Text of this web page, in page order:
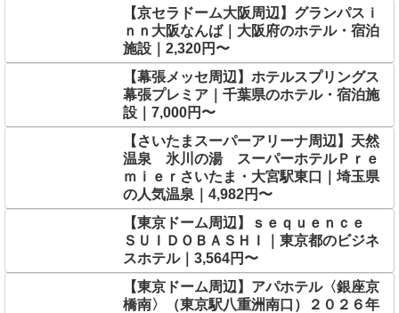
【京セラドーム大阪周辺】グランパスｉ
ｎｎ大阪なんば｜大阪府のホテル・宿泊
施設｜2,320円〜
【幕張メッセ周辺】ホテルスプリングス
幕張プレミア｜千葉県のホテル・宿泊施
設｜7,000円〜
【さいたまスーパーアリーナ周辺】天然
温泉 氷川の湯 スーパーホテルＰｒｅ
ｍｉｅｒさいたま・大宮駅東口｜埼玉県
の人気温泉｜4,982円〜
【東京ドーム周辺】ｓｅｑｕｅｎｃｅ
ＳＵＩＤＯＢＡＳＨＩ｜東京都のビジネ
スホテル｜3,564円〜
【東京ドーム周辺】アパホテル〈銀座京
橋南〉（東京駅八重洲南口）２０２６年